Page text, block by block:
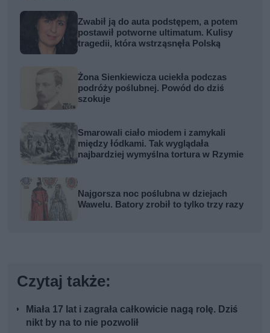
Zwabił ją do auta podstępem, a potem
postawił potworne ultimatum. Kulisy
tragedii, która wstrząsnęła Polską
Żona Sienkiewicza uciekła podczas
podróży poślubnej. Powód do dziś
szokuje
Smarowali ciało miodem i zamykali
między łódkami. Tak wyglądała
najbardziej wymyślna tortura w Rzymie
Najgorsza noc poślubna w dziejach
Wawelu. Batory zrobił to tylko trzy razy
Czytaj także:
Miała 17 lat i zagrała całkowicie nagą rolę. Dziś
nikt by na to nie pozwolił